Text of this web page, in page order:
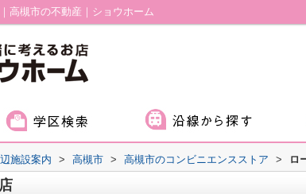
高槻市の不動産｜ショウホーム
施設案内 > 高槻市 > 高槻市のコンビニエンスストア > ロ